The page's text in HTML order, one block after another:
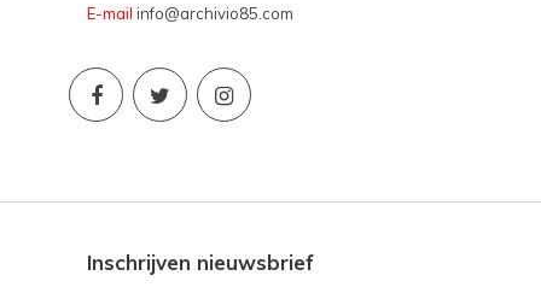
E-mail info@archivio85.com
Inschrijven nieuwsbrief